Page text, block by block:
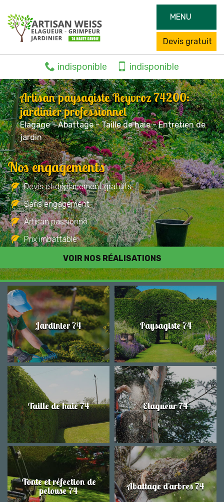
MENU
Devis gratuit
indisponible indisponible
Artisan paysagiste Reyvroz 74200:
jardinier professionnel
Elagage - Abattage - Taille de haie - Entretien de
jardin
VOIR NOS RÉALISATIONS
Nos engagements
Devis et déplacement gratuits
Sans engagement
Artisan passionné
Prix imbattable
Travail de qualité
Jardinier 74 Paysagiste 74
Taille de haie 74 Elagueur 74
Tonte et réfection de
pelouse 74 Abattage d'arbres 74